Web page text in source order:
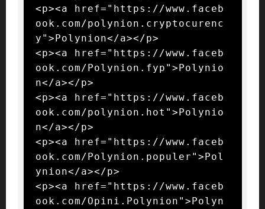
<p><a href="https://www.faceb
ook.com/polynion.cryptocurenc
y">Polynion</a></p>
<p><a href="https://www.faceb
ook.com/Polynion.fyp">Polynio
n</a></p>
<p><a href="https://www.faceb
ook.com/polynion.hot">Polynio
n</a></p>
<p><a href="https://www.faceb
ook.com/Polynion.populer">Pol
ynion</a></p>
<p><a href="https://www.faceb
ook.com/Opini.Polynion">Polyn